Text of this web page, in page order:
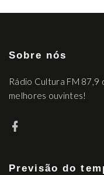
Sobre nós
Rádio Cultura FM 87,9
melhores ouvintes!
Previsão do